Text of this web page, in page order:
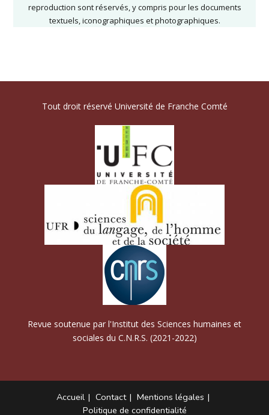
reproduction sont réservés, y compris pour les documents
textuels, iconographiques et photographiques.
Tout droit réservé Université de Franche Comté
Revue soutenue par l'Institut des Sciences humaines et
sociales du C.N.R.S. (2021-2022)
Accueil Contact
Mentions légales
Politique de confidentialité